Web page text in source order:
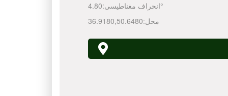
انحراف مغناطیسی:4.80°
محل:
36.9180,50.6480